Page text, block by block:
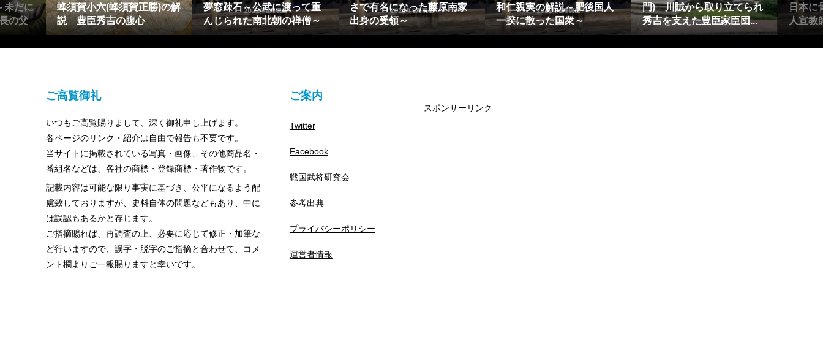
未だに
の父
蜂須賀小六(蜂須賀正勝)の解
説 豊臣秀吉の腹心
夢窓疎石～公武に渡って重
んじられた南北朝の禅僧～
さで有名になった藤原南家
出身の受領～
和仁親実の解説～肥後国人
一揆に散った国衆～
門) 川賊から取り立てられ
秀吉を支えた豊臣家臣団...
日本に
人宣教
ご高覧御礼
いつもご高覧賜りまして、深く御礼申し上げます。
各ページのリンク・紹介は自由で報告も不要です。
当サイトに掲載されている写真・画像、その他商品名・
番組名などは、各社の商標・登録商標・著作物です。
記載内容は可能な限り事実に基づき、公平になるよう配
慮致しておりますが、史料自体の問題などもあり、中に
は誤認もあるかと存じます。
ご指摘賜れば、再調査の上、必要に応じて修正・加筆な
ど行いますので、誤字・脱字のご指摘と合わせて、コメ
ント欄よりご一報賜りますと幸いです。
ご案内
Twitter
Facebook
戦国武将研究会
参考出典
プライバシーポリシー
運営者情報
スポンサーリンク